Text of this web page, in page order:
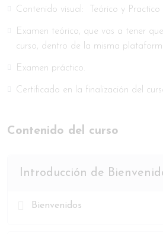
mordidas, este esmaltado
solución a recuperar poco a
ungueal luciendo las uñas
Contenido visual: Teórico y
Examen teórico, que vas a tener
curso, dentro de la misma
Examen práctico.
Certificado en la finalización del
Contenido del curso
Introducción de
Bienvenidos